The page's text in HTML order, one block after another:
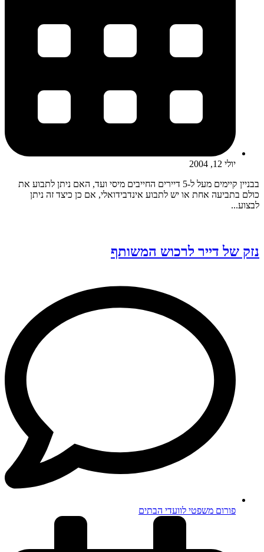
יולי 12, 2004
בבניין קיימים מעל ל-5 דיירים החייבים מיסי ועד, האם ניתן לתבוע את
כולם בתביעה אחת או יש לתבוע אינדבידואלי, אם כן כיצד זה ניתן
לבצוע...
נזק של דייר לרכוש המשותף
פורום משפטי לוועדי הבתים